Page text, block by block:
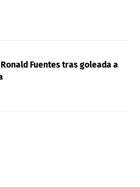
Fuentes tras goleada a